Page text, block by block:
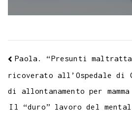
Paola. “Presunti
ricoverato all’Ospedale di
di allontanamento per
Il “duro” lavoro del mental